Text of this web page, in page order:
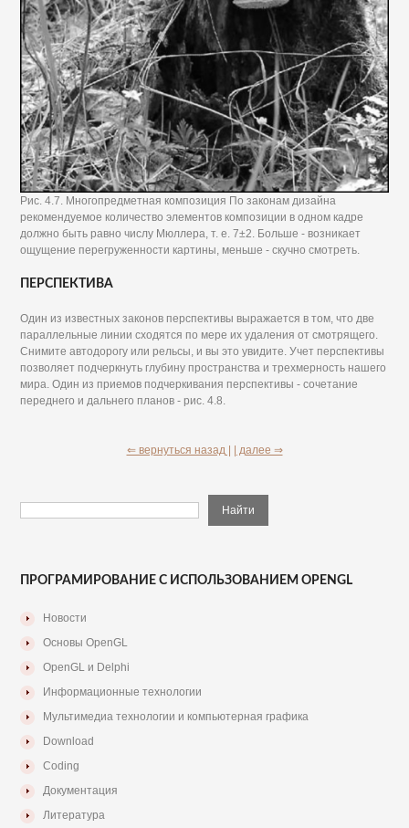
Рис. 4.7. Многопредметная композиция По законам дизайна
рекомендуемое количество элементов композиции в одном кадре
должно быть равно числу Мюллера, т. е. 7±2. Больше - возникает
ощущение перегруженности картины, меньше - скучно смотреть.
ПЕРСПЕКТИВА
Один из известных законов перспективы выражается в том, что две
параллельные линии сходятся по мере их удаления от смотрящего.
Снимите автодорогу или рельсы, и вы это увидите. Учет перспективы
позволяет подчеркнуть глубину пространства и трехмерность нашего
мира. Один из приемов подчеркивания перспективы - сочетание
переднего и дальнего планов - рис. 4.8.
⇐ вернуться назад | | далее ⇒
ПРОГРАМИРОВАНИЕ С ИСПОЛЬЗОВАНИЕМ OPENGL
Новости
Основы OpenGL
OpenGL и Delphi
Информационные технологии
Мультимедиа технологии и компьютерная графика
Download
Coding
Документация
Литература